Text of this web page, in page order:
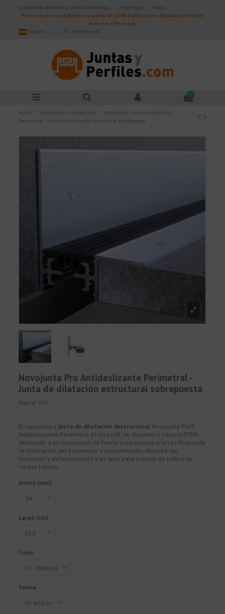
Condiciones de envío y plazos de entrega Aviso legal
Inicio
Portes gratis para pedidos a partir de 100€ | Válido para España peninsular,
Andorra y Portugal.
Español
Favoritos (0)
0
Inicio Tapajuntas o cubrejuntas
Novojunta Pro Antideslizante
Perimetral - Junta de dilatación estructural sobrepuesta
Novojunta Pro Antideslizante Perimetral -
Junta de dilatación estructural sobrepuesta
Marca: 165
El tapajunta o junta de dilatación destructural Novojunta Pro®
Antideslizante Perimetral es un perfil de aluminio y caucho EPDM
destinado a su colocación de forma superpuesta una vez finalizada
la instalación del pavimento o revestimiento. Absorbe las
tensiones y deformaciones y es apta para soporte de tráfico de
cargas ligeras.
Ancho (mm)
Largo (cm)
Color
Forma